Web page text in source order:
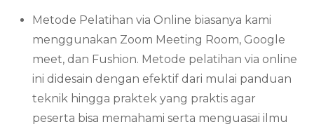
Metode Pelatihan via Online biasanya kami
menggunakan Zoom Meeting Room, Google
meet, dan Fushion. Metode pelatihan via online
ini didesain dengan efektif dari mulai panduan
teknik hingga praktek yang praktis agar
peserta bisa memahami serta menguasai ilmu